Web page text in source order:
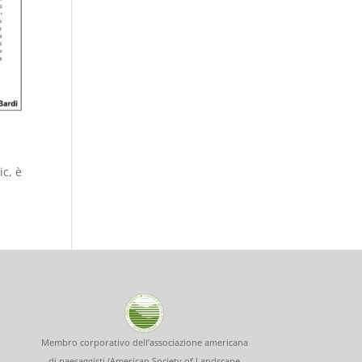
è
Membro corporativo dell’associazione americana